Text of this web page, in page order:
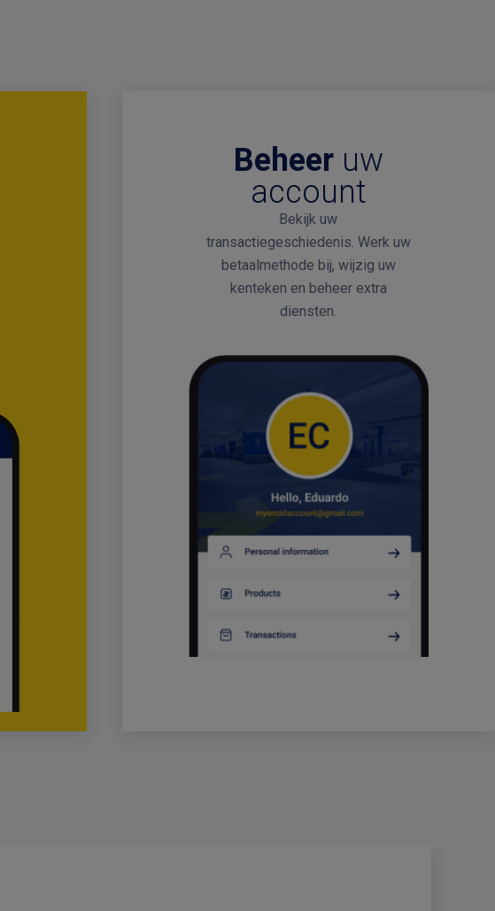
Beheeruw
account
Bekijk uw
transactiegeschiedenis. Werk uw
betaalmethode bij, wijzig uw
kenteken en beheer extra
diensten.